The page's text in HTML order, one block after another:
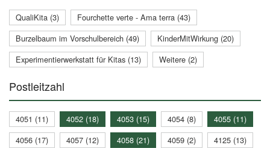
QualiKita (3)
Fourchette verte - Ama terra (43)
Burzelbaum im Vorschulbereich (49)
KinderMitWirkung (20)
Experimentierwerkstatt für Kitas (13)
Weitere (2)
Postleitzahl
4051 (11) 4052 (18) 4053 (15) 4054 (8)
4055 (11)
4056 (17)
4057 (12) 4058 (21) 4059 (2) 4125 (13)